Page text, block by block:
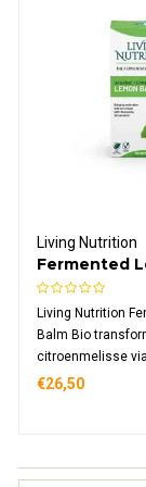
Living Nutrition
Fermented
Bio
Living Nutrition
Balm Bio
citroenmelisse
fermentatie. Dit
microflora met
€26,50